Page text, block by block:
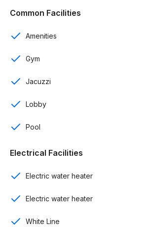
Campo de Golf
Área de BBQ
Área de Picnic
Sundeck / Solarium
Common Facilities
Amenities
Gym
Jacuzzi
Lobby
Pool
Electrical Facilities
Electric water heater
Electric water heater
White Line